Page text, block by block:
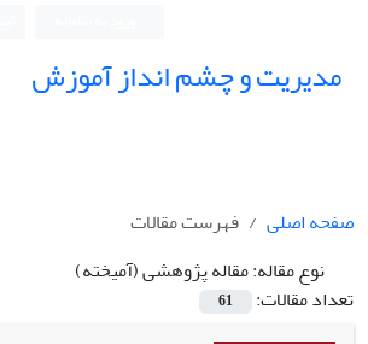
مدیریت و چشم انداز آموزش
صفحه اصلی
فهرست مقالات
نوع مقاله:مقاله پژوهشی (آمیخته)
تعداد مقالات:
61